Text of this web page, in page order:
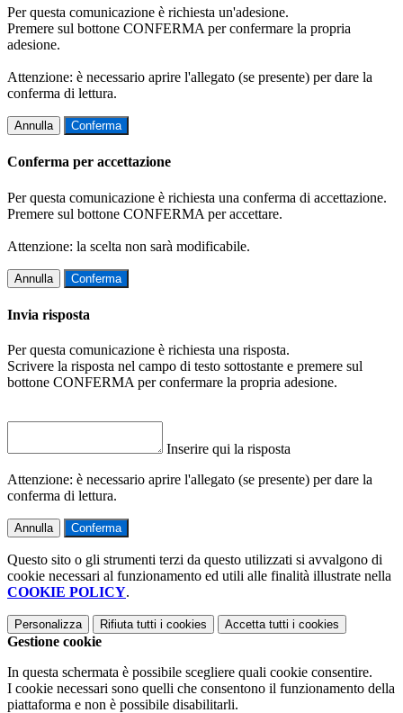
Per questa comunicazione è richiesta un'adesione.
Premere sul bottone CONFERMA per confermare la propria
adesione.
Attenzione: è necessario aprire l'allegato (se presente) per dare la
conferma di lettura.
Annulla Conferma
Conferma per accettazione
Per questa comunicazione è richiesta una conferma di accettazione.
Premere sul bottone CONFERMA per accettare.
Attenzione: la scelta non sarà modificabile.
Annulla Conferma
Invia risposta
Per questa comunicazione è richiesta una risposta.
Scrivere la risposta nel campo di testo sottostante e premere sul
bottone CONFERMA per confermare la propria adesione.
Inserire qui la risposta
Attenzione: è necessario aprire l'allegato (se presente) per dare la
conferma di lettura.
Annulla Conferma
Questo sito o gli strumenti terzi da questo utilizzati si avvalgono di
cookie necessari al funzionamento ed utili alle finalità illustrate nella
COOKIE POLICY.
Personalizza Rifiuta tutti i cookies Accetta tutti i cookies
Gestione cookie
In questa schermata è possibile scegliere quali cookie consentire.
I cookie necessari sono quelli che consentono il funzionamento della
piattaforma e non è possibile disabilitarli.